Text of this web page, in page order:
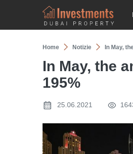
Home Notizie In May,
In May, the
195%
25.06.2021